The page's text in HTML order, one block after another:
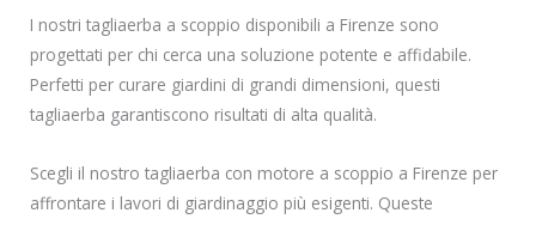
I nostri tagliaerba a scoppio disponibili a Firenze sono
progettati per chi cerca una soluzione potente e affidabile.
Perfetti per curare giardini di grandi dimensioni, questi
tagliaerba garantiscono risultati di alta qualità.
Scegli il nostro tagliaerba con motore a scoppio a Firenze per
affrontare i lavori di giardinaggio più esigenti. Queste